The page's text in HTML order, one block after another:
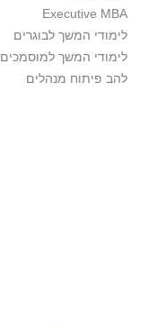
Executive MBA
לימודי המשך לבוגרים
לימודי המשך למוסמכים
להב פיתוח מנהלים